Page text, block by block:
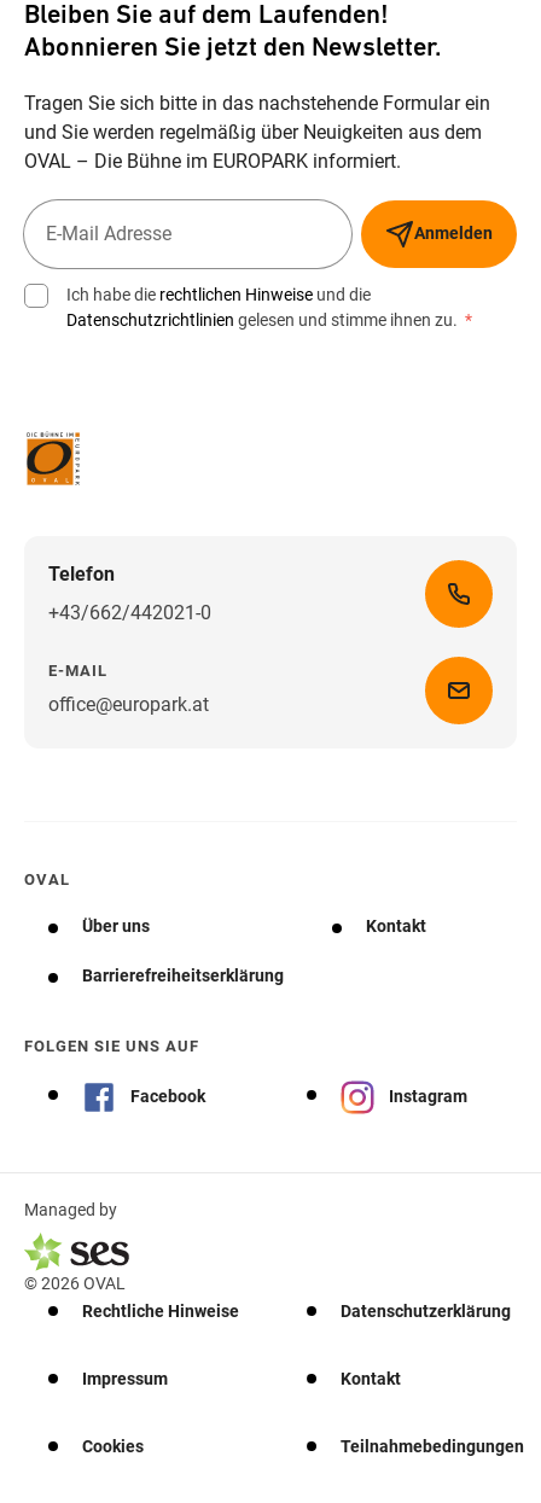
Bleiben Sie auf dem Laufenden!
Abonnieren Sie jetzt den Newsletter.
Tragen Sie sich bitte in das nachstehende Formular ein
und Sie werden regelmäßig über Neuigkeiten aus dem
OVAL – Die Bühne im EUROPARK informiert.
Anmelden
Ich habe die rechtlichen Hinweise und die
Datenschutzrichtlinien gelesen und stimme ihnen zu. *
Telefon
+43/662/442021-0
E-MAIL
office@europark.atWegbeschreibung erhalten
OVAL
Über uns Kontakt
Barrierefreiheitserklärung
FOLGEN SIE UNS AUF
Facebook Instagram
Managed by
© 2026 OVAL
Rechtliche Hinweise
Datenschutzerklärung
Impressum Kontakt
Cookies Teilnahmebedingungen